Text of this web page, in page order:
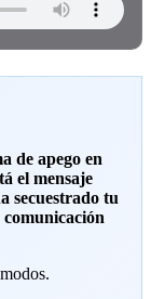
de apego en
el mensaje
secuestrado tu